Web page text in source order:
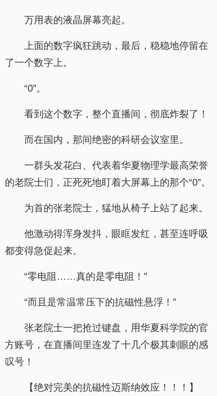
万用表的液晶屏幕亮起。
上面的数字疯狂跳动，最后，稳稳地停留在
了一个数字上。
“0”。
看到这个数字，整个直播间，彻底炸裂了！
而在国内，那间绝密的科研会议室里。
一群头发花白、代表着华夏物理学最高荣誉
的老院士们，正死死地盯着大屏幕上的那个“0”。
为首的张老院士，猛地从椅子上站了起来。
他激动得浑身发抖，眼眶发红，甚至连呼吸
都变得急促起来。
“零电阻……真的是零电阻！”
“而且是常温常压下的抗磁性悬浮！”
张老院士一把抢过键盘，用华夏科学院的官
方账号，在直播间里连发了十几个极其刺眼的感
叹号！
【绝对完美的抗磁性迈斯纳效应！！！】